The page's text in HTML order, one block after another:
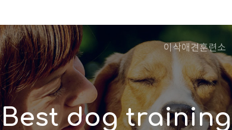
이삭애견훈련소
Best dog training